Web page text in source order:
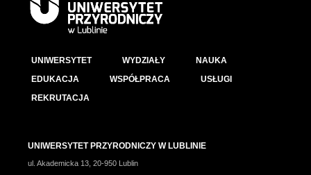
UNIWERSYTET WYDZIAŁY
NAUKA
EDUKACJA
WSPÓŁPRACA
USŁUGI
REKRUTACJA
UNIWERSYTET PRZYRODNICZY W LUBLINIE
ul. Akademicka 13, 20-950 Lublin